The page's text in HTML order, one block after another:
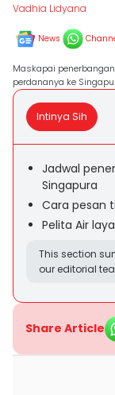
Vadhia Lidyana
News
Maskapai
perdananya ke
Intinya Sih
Jadwal
Singapura
Cara pesan
Pelita Air
This section
our editorial
Share Article